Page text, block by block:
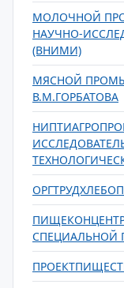
МОЛОЧНОЙ
НАУЧНО-
(ВНИМИ)
МЯСНОЙ
В.М.ГОРБАТОВА
СПЕЦИАЛЬНОЙ